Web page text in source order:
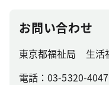
お問い合わせ
東京都福祉局 生活
電話：03-5320-4047